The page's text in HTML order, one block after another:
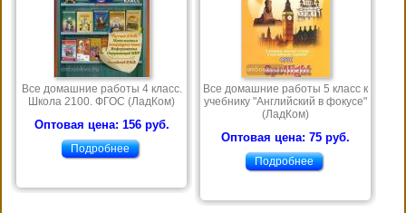
Все домашние работы 4 класс.
Школа 2100. ФГОС (ЛадКом)
Оптовая цена: 156 руб.
Подробнее
Все домашние работы 5 класс к
учебнику "Английский в фокусе"
(ЛадКом)
Оптовая цена: 75 руб.
Подробнее